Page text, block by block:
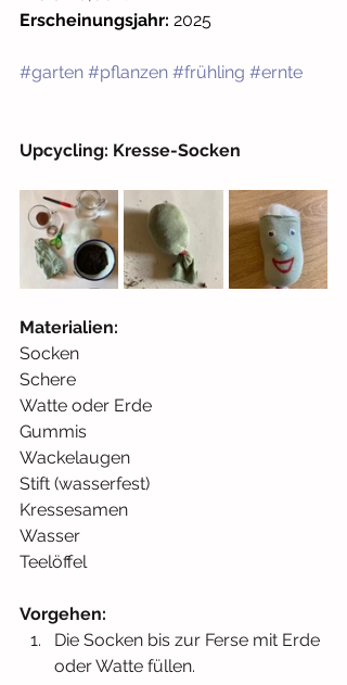
Erscheinungsjahr: 2025
#garten #pflanzen #frühling #ernte
Upcycling: Kresse-Socken
Materialien:
Socken
Schere
Watte oder Erde
Gummis
Wackelaugen
Stift (wasserfest)
Kressesamen
Wasser
Teelöffel
Vorgehen:
Die Socken bis zur Ferse mit Erde
oder Watte füllen.